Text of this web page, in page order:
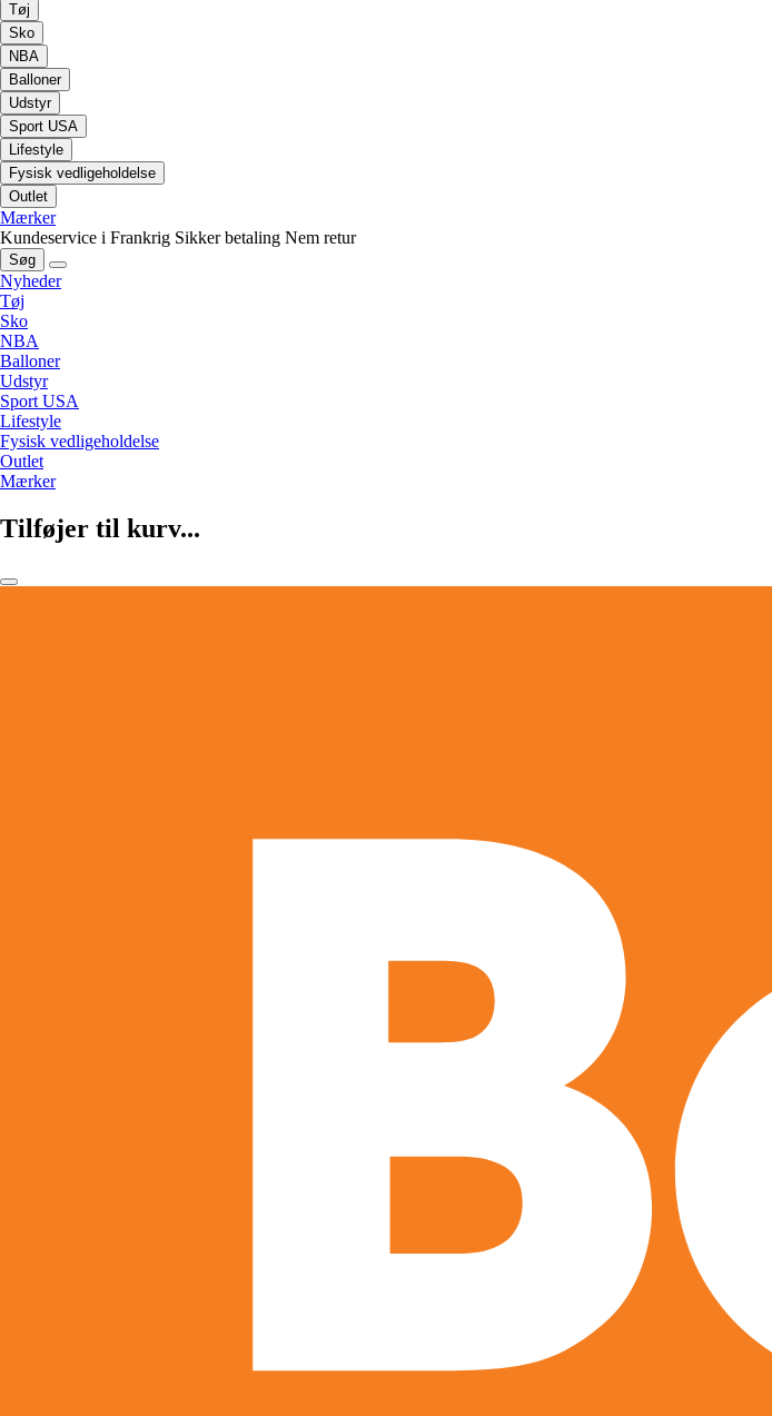
Tøj
Sko
NBA
Balloner
Udstyr
Sport USA
Lifestyle
Fysisk vedligeholdelse
Outlet
Mærker
Kundeservice i Frankrig Sikker betaling Nem retur
Søg
Nyheder
Tøj
Sko
NBA
Balloner
Udstyr
Sport USA
Lifestyle
Fysisk vedligeholdelse
Outlet
Mærker
Tilføjer til kurv...